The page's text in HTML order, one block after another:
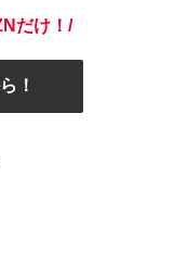
だけ！/
！